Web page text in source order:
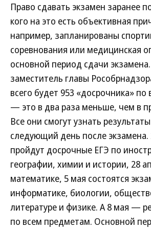
Право сдавать экзамен заранее
кого на это есть объективная
например, запланированы
соревнования или медицинская
основной период сдачи
заместитель главы
всего будет 953 «досрочника»
— это в два раза меньше, чем в
Все они смогут узнать
следующий день после экзамена.
пройдут досрочные ЕГЭ по
географии, химии и истории, 28
математике, 5 мая состоятся
информатике, биологии,
литературе и физике. А 8 мая —
по всем предметам. Основной